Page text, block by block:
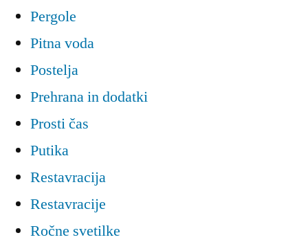
Pergole
Pitna voda
Postelja
Prehrana in dodatki
Prosti čas
Putika
Restavracija
Restavracije
Ročne svetilke